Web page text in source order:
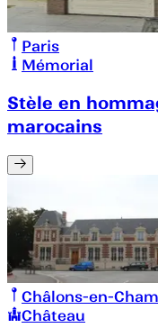
Paris
Mémorial
Stèle en
marocains
Châlons-en-
Château